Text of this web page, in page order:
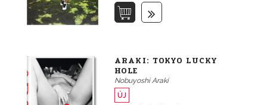
ARAKI: TOKYO LUCKY
HOLE
Nobuyoshi Araki
ÚJ